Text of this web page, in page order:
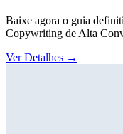
Baixe agora o guia
Copywriting de Alta
Ver Detalhes →